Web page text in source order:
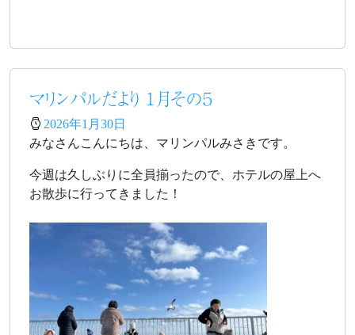
マリンパルだより １月その５
2026年1月30日
みなさんこんにちは、マリンパルみさきです。
今週は久しぶりに全員揃ったので、ホテルの屋上へ
お散歩に行ってきました！